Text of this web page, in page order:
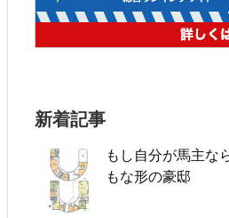
新着記事
もし自分が馬主な
もな形の豪邸